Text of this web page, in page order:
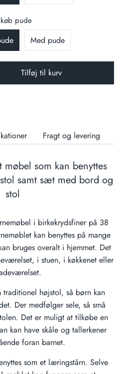
pude
Med pude
Tilføj til kurv
Fragt og levering
som kan benyttes
samt sæt med bord og
stol
i birkekrydsfiner på 38
kan benyttes på mange
bruges overalt i hjemmet. Det
i stuen, i køkkenet eller
traditionel højstol, så børn kan
Der medfølger sele, så små
Det er muligt at tilkøbe en
kan have skåle og tallerkener
foran barnet.
som et læringstårn. Selve